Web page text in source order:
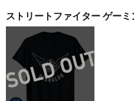
ストリートファイター ゲー